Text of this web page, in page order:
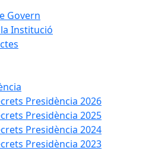
Govern
Institució
Presidència 2026
Presidència 2025
Presidència 2024
Presidència 2023